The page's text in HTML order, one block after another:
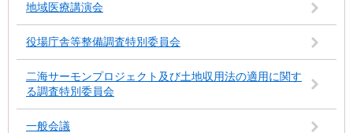
地域医療講演会
役場庁舎等整備調査特別委員会
二海サーモンプロジェクト及び土地収用法の適用に関す
る調査特別委員会
一般会議